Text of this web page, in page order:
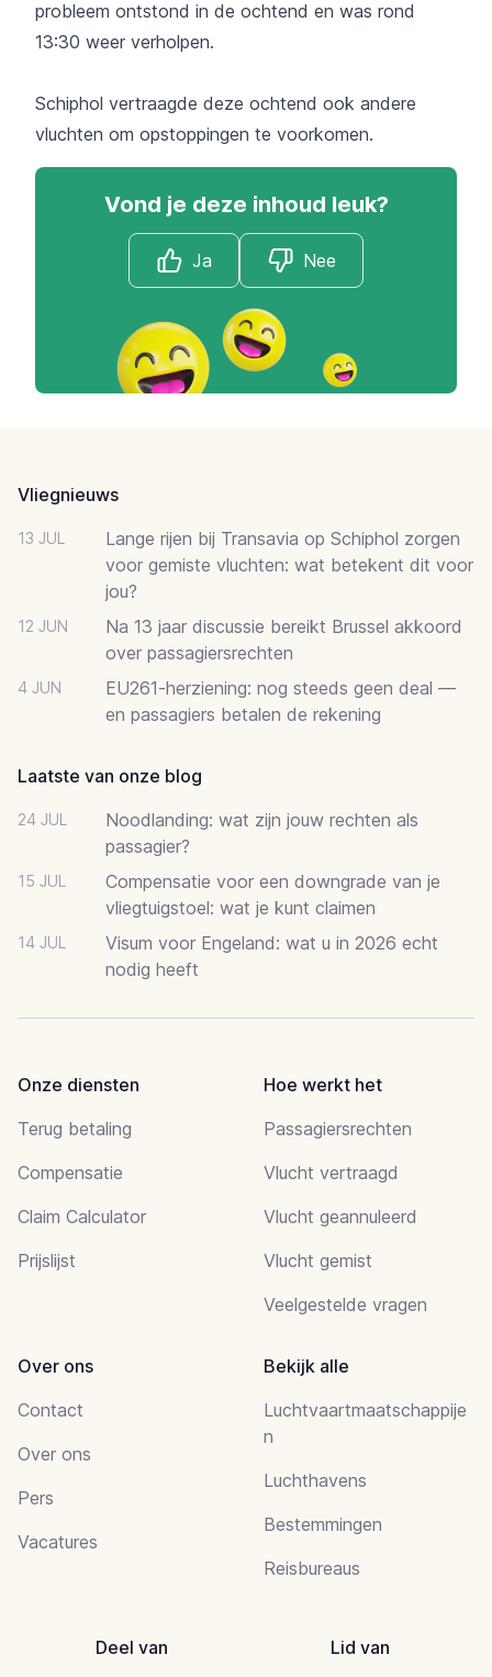
probleem ontstond in de ochtend en was rond
13:30 weer verholpen.
Schiphol vertraagde deze ochtend ook andere
vluchten om opstoppingen te voorkomen.
Vond je deze inhoud leuk?
Ja Nee
Vliegnieuws
13 JUL
Lange rijen bij Transavia op Schiphol zorgen
voor gemiste vluchten: wat betekent dit voor
jou?
12 JUN
Na 13 jaar discussie bereikt Brussel akkoord
over passagiersrechten
4 JUN
EU261-herziening: nog steeds geen deal —
en passagiers betalen de rekening
Laatste van onze blog
24 JUL
Noodlanding: wat zijn jouw rechten als
passagier?
15 JUL
Compensatie voor een downgrade van je
vliegtuigstoel: wat je kunt claimen
14 JUL
Visum voor Engeland: wat u in 2026 echt
nodig heeft
Onze diensten
Terug betaling
Compensatie
Claim Calculator
Prijslijst
Hoe werkt het
Passagiersrechten
Vlucht vertraagd
Vlucht geannuleerd
Vlucht gemist
Veelgestelde vragen
Over ons
Contact
Over ons
Pers
Vacatures
Bekijk alle
Luchtvaartmaatschappije
n
Luchthavens
Bestemmingen
Reisbureaus
Deel van Lid van